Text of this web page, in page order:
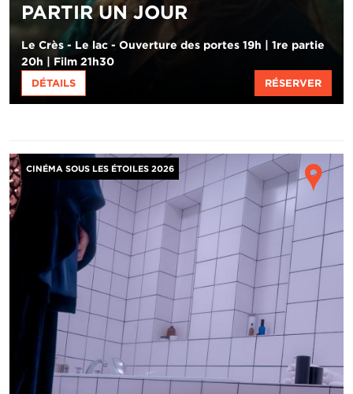
PARTIR UN JOUR
Le Crès - Le lac - Ouverture des portes 19h | 1re partie
20h | Film 21h30
DÉTAILS RÉSERVER
Image
CINÉMA SOUS LES ÉTOILES 2026